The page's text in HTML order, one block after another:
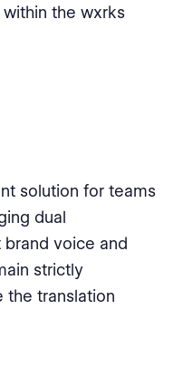
the wxrks
solution for teams
dual
brand voice and
strictly
the translation